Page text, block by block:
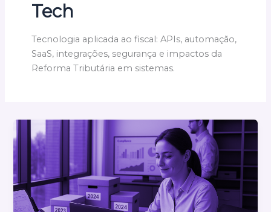
Tech
Tecnologia aplicada ao fiscal: APIs, automação,
SaaS, integrações, segurança e impactos da
Reforma Tributária em sistemas.